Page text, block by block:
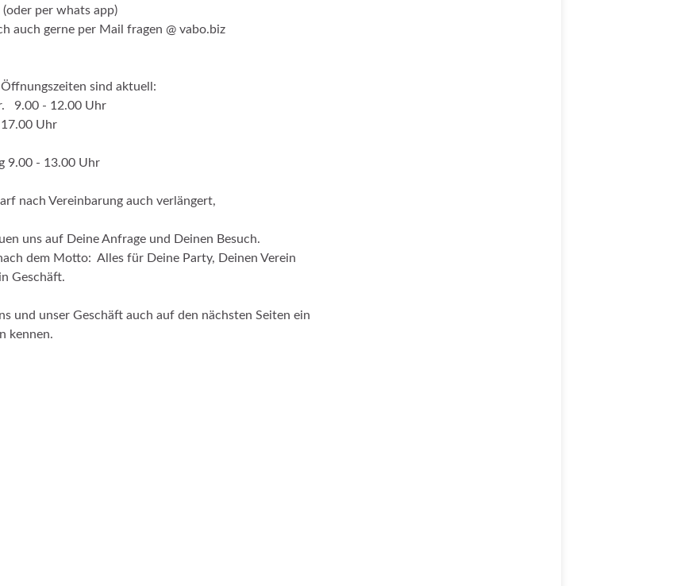
per whats app)
auch gerne per Mail fragen @ vabo.biz
sind aktuell:
9.00 - 12.00 Uhr
Uhr
9.00 - 13.00 Uhr
nach Vereinbarung auch verlängert,
uns auf Deine Anfrage und Deinen Besuch.
dem Motto: Alles für Deine Party, Deinen Verein
Geschäft.
und unser Geschäft auch auf den nächsten Seiten ein
kennen.